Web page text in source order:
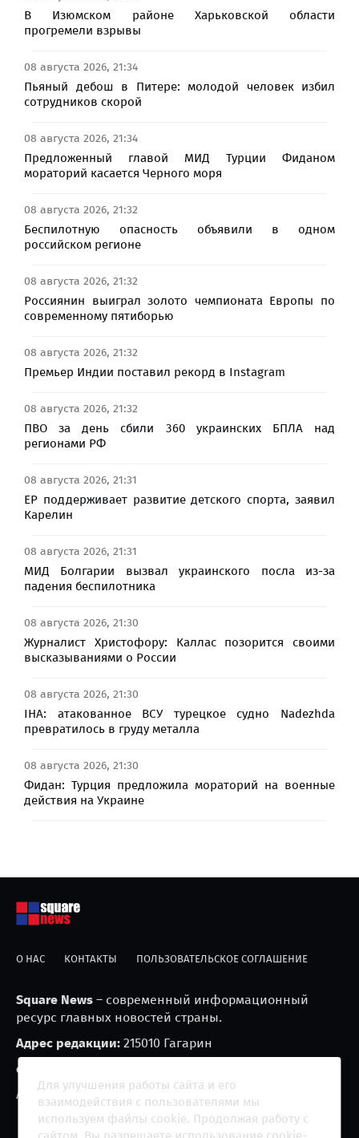
В Изюмском районе Харьковской области
прогремели взрывы
08 августа 2026, 21:34
Пьяный дебош в Питере: молодой человек избил
сотрудников скорой
08 августа 2026, 21:34
Предложенный главой МИД Турции Фиданом
мораторий касается Черного моря
08 августа 2026, 21:32
Беспилотную опасность объявили в одном
российском регионе
08 августа 2026, 21:32
Россиянин выиграл золото чемпионата Европы по
современному пятиборью
08 августа 2026, 21:32
Премьер Индии поставил рекорд в Instagram
08 августа 2026, 21:32
ПВО за день сбили 360 украинских БПЛА над
регионами РФ
08 августа 2026, 21:31
ЕР поддерживает развитие детского спорта, заявил
Карелин
08 августа 2026, 21:31
МИД Болгарии вызвал украинского посла из-за
падения беспилотника
08 августа 2026, 21:30
Журналист Христофору: Каллас позорится своими
высказываниями о России
08 августа 2026, 21:30
IHA: атакованное ВСУ турецкое судно Nadezhda
превратилось в груду металла
08 августа 2026, 21:30
Фидан: Турция предложила мораторий на военные
действия на Украине
О НАС КОНТАКТЫ ПОЛЬЗОВАТЕЛЬСКОЕ СОГЛАШЕНИЕ
Square News – современный информационный
ресурс главных новостей страны.
Адрес редакции: 215010 Гагарин
e-mail:
Агрегатор новостей «Square news» (18+)
Для улучшения работы сайта и его
взаимодействия с пользователями мы
используем файлы cookie. Продолжая работу с